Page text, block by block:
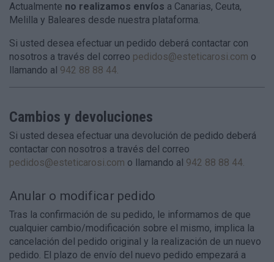
Actualmente no realizamos envíos a Canarias, Ceuta,
Melilla y Baleares desde nuestra plataforma.
Si usted desea efectuar un pedido deberá contactar con
nosotros a través del correo pedidos@esteticarosi.com o
llamando al 942 88 88 44.
Cambios y devoluciones
Si usted desea efectuar una devolución de pedido deberá
contactar con nosotros a través del correo
pedidos@esteticarosi.com o llamando al 942 88 88 44.
Anular o modificar pedido
Tras la confirmación de su pedido, le informamos de que
cualquier cambio/modificación sobre el mismo, implica la
cancelación del pedido original y la realización de un nuevo
pedido. El plazo de envío del nuevo pedido empezará a